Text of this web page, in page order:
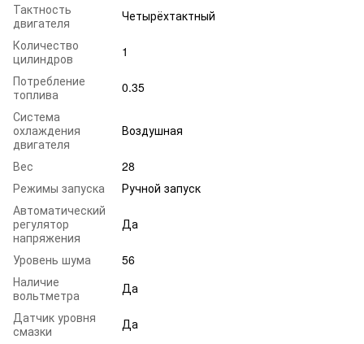
Тактность
двигателя
Четырёхтактный
Количество
цилиндров
1
Потребление
топлива
0.35
Система
охлаждения
двигателя
Воздушная
Вес
28
Режимы запуска
Ручной запуск
Автоматический
регулятор
напряжения
Да
Уровень шума
56
Наличие
вольтметра
Да
Датчик уровня
смазки
Да